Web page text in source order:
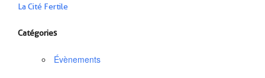
La Cité Fertile
Catégories
Évènements